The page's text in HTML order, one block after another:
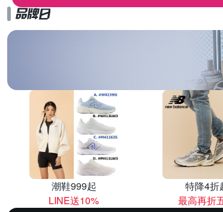
潮鞋999起
LINE送10%
特降4折
最高再折